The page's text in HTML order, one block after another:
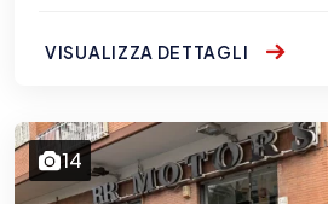
VISUALIZZA DETTAGLI
14